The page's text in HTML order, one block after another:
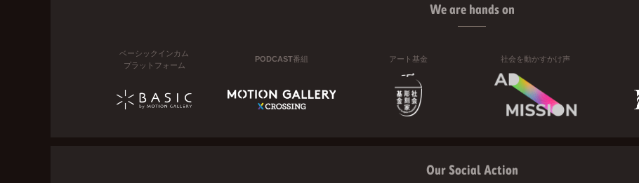
We are hands on
ベーシックインカム
プラットフォーム
PODCAST番組 アート基金 社会を動かすかけ声
Our Social Action